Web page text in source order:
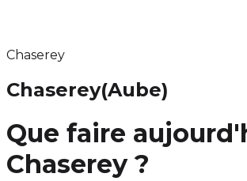
Chaserey
Chaserey(Aube)
Que faire
Chaserey ?